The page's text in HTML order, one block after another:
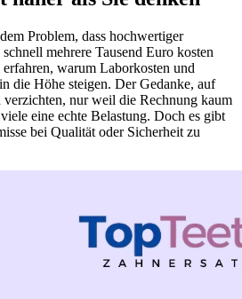
Problem, dass hochwertiger
mehrere Tausend Euro kosten
warum Laborkosten und
die Höhe steigen. Der Gedanke, auf
nur weil die Rechnung kaum
eine echte Belastung. Doch es gibt
bei Qualität oder Sicherheit zu